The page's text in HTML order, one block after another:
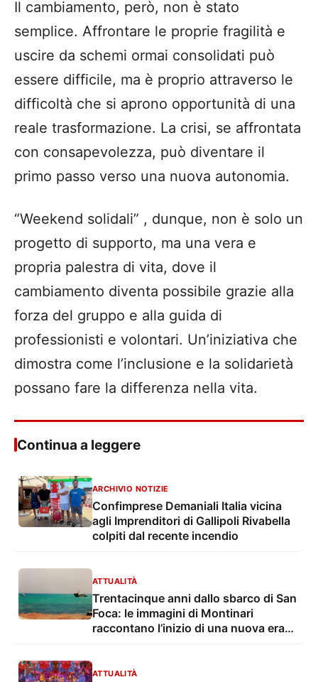
Il cambiamento, però, non è stato
semplice. Affrontare le proprie fragilità e
uscire da schemi ormai consolidati può
essere difficile, ma è proprio attraverso le
difficoltà che si aprono opportunità di una
reale trasformazione. La crisi, se affrontata
con consapevolezza, può diventare il
primo passo verso una nuova autonomia.
“Weekend solidali” , dunque, non è solo un
progetto di supporto, ma una vera e
propria palestra di vita, dove il
cambiamento diventa possibile grazie alla
forza del gruppo e alla guida di
professionisti e volontari. Un’iniziativa che
dimostra come l’inclusione e la solidarietà
possano fare la differenza nella vita.
Continua a leggere
ARCHIVIO NOTIZIE
Confimprese Demaniali Italia vicina
agli Imprenditori di Gallipoli Rivabella
colpiti dal recente incendio
ATTUALITÀ
Trentacinque anni dallo sbarco di San
Foca: le immagini di Montinari
raccontano l’inizio di una nuova era
ATTUALITÀ